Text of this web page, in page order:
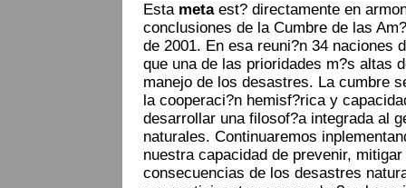
Esta metaest? directamente en
conclusiones de la Cumbre de las
de 2001. En esa reuni?n 34 naciones
que una de las prioridades m?s altas
manejo de los desastres. La cumbre
la cooperaci?n hemisf?rica y
desarrollar una filosof?a integrada al
naturales. Continuaremos
nuestra capacidad de prevenir,
consecuencias de los desastres